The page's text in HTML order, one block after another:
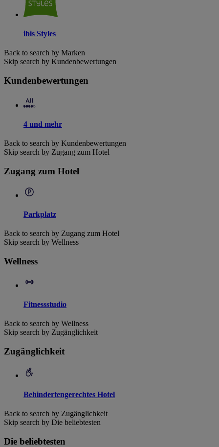
ibis Styles
Back to search by Marken
Skip search by Kundenbewertungen
Kundenbewertungen
4 und mehr
Back to search by Kundenbewertungen
Skip search by Zugang zum Hotel
Zugang zum Hotel
Parkplatz
Back to search by Zugang zum Hotel
Skip search by Wellness
Wellness
Fitnessstudio
Back to search by Wellness
Skip search by Zugänglichkeit
Zugänglichkeit
Behindertengerechtes Hotel
Back to search by Zugänglichkeit
Skip search by Die beliebtesten
Die beliebtesten